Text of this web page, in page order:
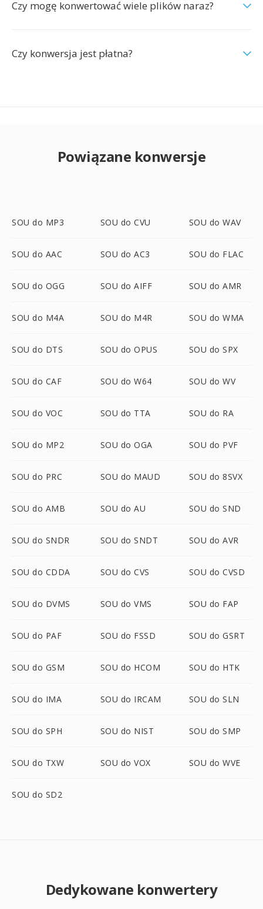
Czy mogę konwertować wiele plików naraz?
Czy konwersja jest płatna?
Powiązane konwersje
SOU do MP3 SOU do CVU SOU do WAV
SOU do AAC SOU do AC3 SOU do FLAC
SOU do OGG SOU do AIFF SOU do AMR
SOU do M4A SOU do M4R SOU do WMA
SOU do DTS SOU do OPUS SOU do SPX
SOU do CAF SOU do W64 SOU do WV
SOU do VOC SOU do TTA SOU do RA
SOU do MP2 SOU do OGA SOU do PVF
SOU do PRC SOU do MAUD SOU do 8SVX
SOU do AMB SOU do AU SOU do SND
SOU do SNDR SOU do SNDT SOU do AVR
SOU do CDDA SOU do CVS SOU do CVSD
SOU do DVMS SOU do VMS SOU do FAP
SOU do PAF SOU do FSSD SOU do GSRT
SOU do GSM SOU do HCOM SOU do HTK
SOU do IMA SOU do IRCAM SOU do SLN
SOU do SPH SOU do NIST SOU do SMP
SOU do TXW SOU do VOX SOU do WVE
SOU do SD2
Dedykowane konwertery